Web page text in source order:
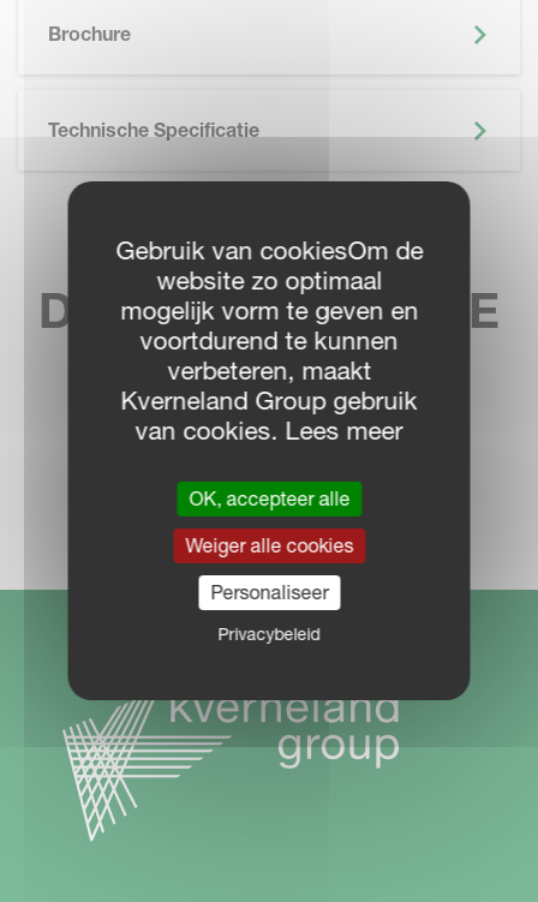
Brochure
Technische Specificatie
VIND UW
DICHTSTBIJZIJNDE
DEALER
DEALER LOCATOR
Gebruik van cookiesOm de
website zo optimaal
mogelijk vorm te geven en
voortdurend te kunnen
verbeteren, maakt
Kverneland Group gebruik
van cookies. Lees meer
OK, accepteer alle
Weiger alle cookies
Personaliseer
Privacybeleid